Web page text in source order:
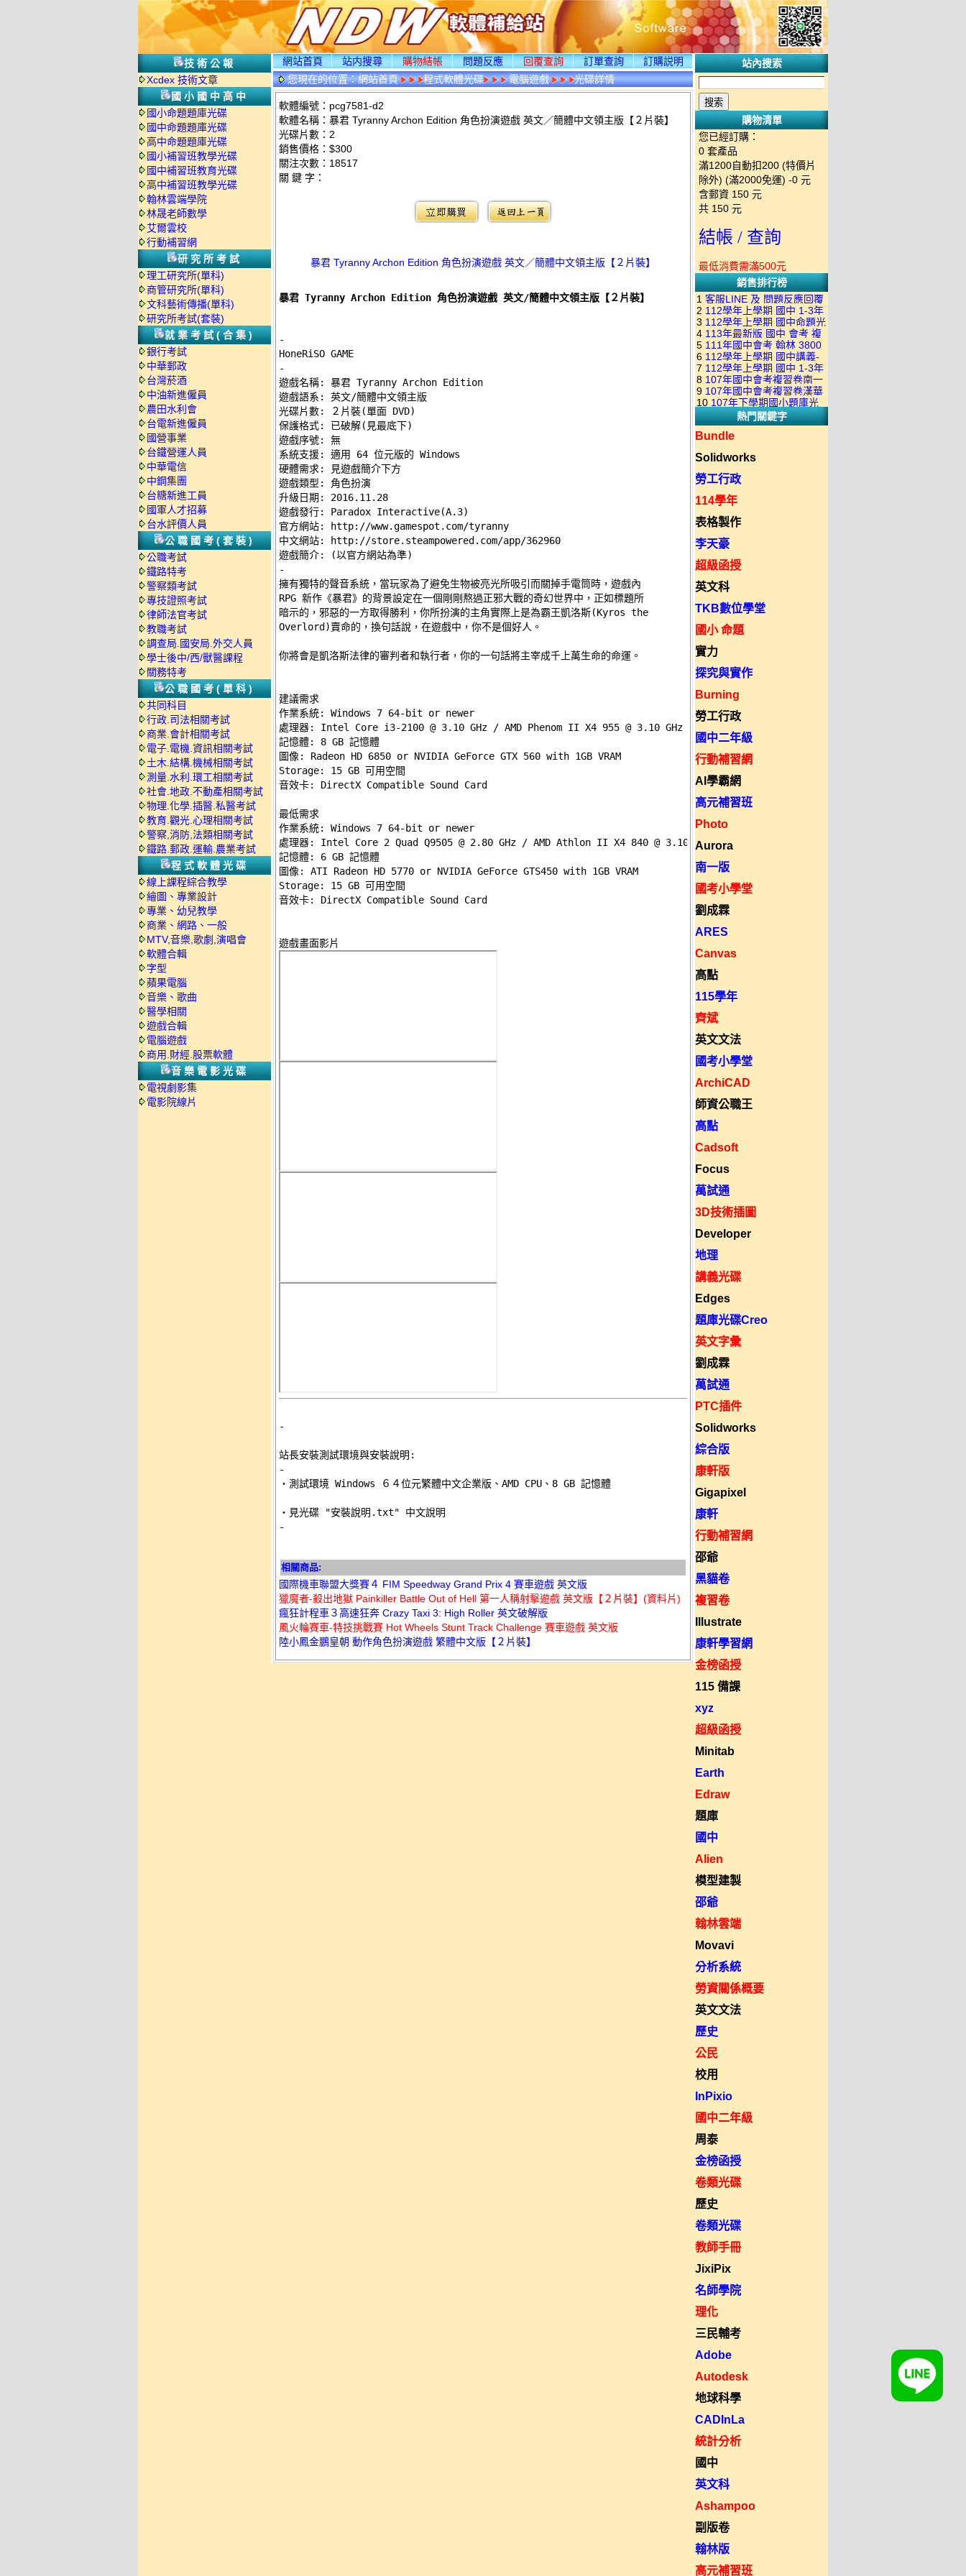
技術公報
Xcdex 技術文章
國小國中高中
國小命題題庫光碟
國中命題題庫光碟
高中命題題庫光碟
國小補習班教學光碟
國中補習班教育光碟
高中補習班教學光碟
翰林雲端學院
林晟老師數學
艾爾雲校
行動補習網
研究所考試
理工研究所(單科)
商管研究所(單科)
文科藝術傳播(單科)
研究所考試(套裝)
就業考試(合集)
銀行考試
中華郵政
台灣菸酒
中油新進僱員
農田水利會
台電新進僱員
國營事業
台鐵營運人員
中華電信
中鋼集團
台糖新進工員
國軍人才招募
台水評價人員
公職國考(套裝)
公職考試
鐵路特考
警察類考試
專技證照考試
律師法官考試
教職考試
調查局.國安局.外交人員
學士後中/西/獸醫課程
關務特考
公職國考(單科)
共同科目
行政.司法相關考試
商業.會計相關考試
電子.電機.資訊相關考試
土木.結構.機械相關考試
測量.水利.環工相關考試
社會.地政.不動產相關考試
物理.化學.插醫.私醫考試
教育.觀光.心理相關考試
警察,消防,法類相關考試
鐵路.郵政.運輸.農業考試
程式軟體光碟
線上課程綜合教學
繪圖、專業設計
專業、幼兒教學
商業、網路、一般
MTV,音樂,歌劇,演唱會
軟體合輯
字型
蘋果電腦
音樂、歌曲
醫學相關
遊戲合輯
電腦遊戲
商用.財經.股票軟體
音樂電影光碟
電視劇影集
電影院線片
網站首頁 站内搜尋 購物結帳 問題反應 回覆查詢 訂單查詢
訂購説明
您現在的位置：網站首頁 程式軟體光碟 電腦遊戲 光碟詳情
軟體編號：pcg7581-d2
軟體名稱：暴君 Tyranny Archon Edition 角色扮演遊戲 英文／簡體中文領主版【２片裝】
光碟片數：2
銷售價格：$300
關注次數： 18517
關 鍵 字：
暴君 Tyranny Archon Edition 角色扮演遊戲 英文／簡體中文領主版【２片裝】
暴君 Tyranny Archon Edition 角色扮演遊戲 英文/簡體中文領主版【２片裝】
-
-
遊戲名稱: 暴君 Tyranny Archon Edition
遊戲語系: 英文/簡體中文領主版
光碟片數: ２片裝(單面 DVD)
保護格式: 已破解( 見最底下)
遊戲序號: 無
系統支援: 適用 64 位元版的 Windows
硬體需求:
見遊戲簡介下方
遊戲類型: 角色扮演
升級日期: 2016.11.28
遊戲發行: Paradox Interactive(A.3)
官方網站: http://www.gamespot.com/tyranny
中文網站: http://store.steampowered.com/app/362960
-
擁有獨特的聲音系統，當玩家為了避免生物被亮光所吸引而關掉手電筒時，遊戲內
RPG 新作《暴君》的背景設定在一個剛剛熬過正邪大戰的奇幻世界中，正如標題所
暗示的，邪惡的一方取得勝利，你所扮演的主角實際上是為霸王凱洛斯(Kyros the
Overlord)賣命的，換句話說，在遊戲中，你不是個好人。
你將會是凱洛斯法律的審判者和執行者，你的一句話將主宰成千上萬生命的命運。
建議需求
作業系統: Windows 7 64-bit or newer
處理器: Intel Core i3-2100 @ 3.10 GHz / AMD Phenom II X4 955 @ 3.10 GHz
記憶體: 8 GB 記憶體
圖像: Radeon HD 6850 or NVIDIA GeForce GTX 560 with 1GB VRAM
Storage: 15 GB 可用空間
音效卡: DirectX Compatible Sound Card
最低需求
作業系統: Windows 7 64-bit or newer
處理器: Intel Core 2 Quad Q9505 @ 2.80 GHz / AMD Athlon II X4 840 @ 3.10 GHz
記憶體: 6 GB 記憶體
圖像: ATI Radeon HD 5770 or NVIDIA GeForce GTS450 with 1GB VRAM
Storage: 15 GB 可用空間
-
站長安裝測試環境與安裝說明:
-
‧測試環境 Windows ６４位元繁體中文企業版、AMD CPU、8 GB 記憶體
-
相關商品:
國際機車聯盟大獎賽４ FIM Speedway Grand Prix 4 賽車遊戲 英文版
獵魔者-殺出地獄 Painkiller Battle Out of Hell 第一人稱射擊遊戲 英文版【２片裝】(資料片)
瘋狂計程車３高速狂奔 Crazy Taxi 3: High Roller 英文破解版
風火輪賽車-特技挑戰賽 Hot Wheels Stunt Track Challenge 賽車遊戲 英文版
陸小鳳金鵬皇朝 動作角色扮演遊戲 繁體中文版【２片裝】
站內搜索
購物清單
您已經訂購：
0 套產品
滿1200自動扣200 (特價片
除外) (滿2000免運) -0 元
含郵資 150 元
共 150 元
結帳 / 查詢
最低消費需滿500元
銷售排行榜
1 客服LINE 及 問題反應回覆
方式 下單後出現訂單編號就
是訂購成功 不會有回覆信
2 112學年上學期 國中 1-3年
級 校用卷 (含南一.康軒.翰林.
全科目.全部卷.含解答)完整版
(2DVD)
3 112學年上學期 國中命題光
碟 康軒版 1-3年級(含108課
綱)(全年級、全領域) 題庫光
碟(不包含：藝文+綜合+健體)
4 113年最新版 國中 會考 複
習卷講義 共18卷(含南一百分
百EZ+南一超會考+康軒麻辣
+康軒會考勝經+康軒易點通
+康軒圖解E點通+漢華大聯盟
+翰林大滿貫+翰林橘子+翰林
Lite輕+翰林主題探索+奇鼎
KO+奇鼎進會考+金安新思維
735+建弘細說.活用+漢華達
陣)全科目合輯版(3片裝)
5 111年國中會考 翰林 3800
應用題彙編 + 南一 3688 應用
題彙編+南一歷屆試題+康軒
3800+ 應用題彙編 1-3年級 卷
類光碟
6 112學年上學期 國中講義-
題型較難(康軒新挑戰麻辣講
義+翰林超級翰將講義+南一學
習標竿講義) 1-3年級 合輯版
DVD版
7 112學年上學期 國中 1-3年
級 習作解答+課本解答(含康
軒.南一.翰林全版本.全科目)
合輯版 DVD版
8 107年國中會考複習卷南一
版 ( 點線面 )全科目.九科含解
答.合輯正式版
9 107年國中會考複習卷漢華
版 ( 達陣 ) 全科目.八科含解
答.合輯正式版
10 107年下學期國小題庫光
碟-南一版（1～6年級）全科
目合輯版 (三片裝)
熱門關鍵字
Bundle
Solidworks
勞工行政
114學年
表格製作
李天豪
超級函授
英文科
TKB數位學堂
國小 命題
實力
探究與實作
Burning
勞工行政
國中二年級
行動補習網
AI學霸網
高元補習班
Photo
Aurora
南一版
國考小學堂
劉成霖
ARES
Canvas
高點
115學年
齊斌
英文文法
國考小學堂
ArchiCAD
師資公職王
高點
Cadsoft
Focus
萬試通
3D技術插圖
Developer
地理
講義光碟
Edges
題庫光碟Creo
英文字彙
劉成霖
萬試通
PTC插件
Solidworks
綜合版
康軒版
Gigapixel
康軒
行動補習網
邵爺
黑貓卷
複習卷
Illustrate
康軒學習網
金榜函授
115 備課
xyz
超級函授
Minitab
Earth
Edraw
題庫
國中
Alien
模型建製
邵爺
翰林雲端
Movavi
分析系統
勞資關係概要
英文文法
歷史
公民
校用
InPixio
國中二年級
周泰
金榜函授
卷類光碟
歷史
卷類光碟
教師手冊
JixiPix
名師學院
理化
三民輔考
Adobe
Autodesk
地球科學
CADInLa
統計分析
國中
英文科
Ashampoo
副版卷
翰林版
高元補習班